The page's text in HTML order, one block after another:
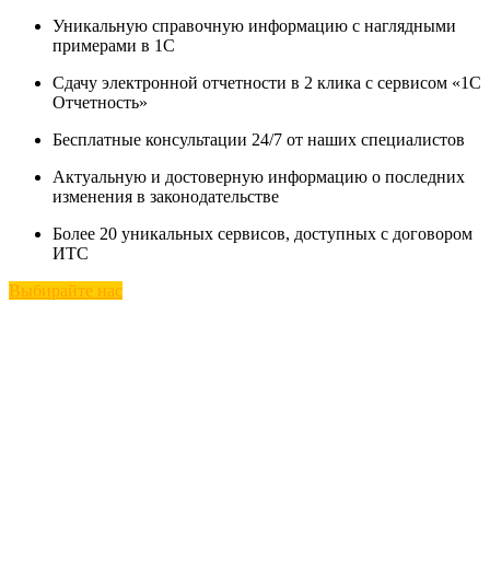
Уникальную справочную информацию с наглядными
примерами в 1С
Сдачу электронной отчетности в 2 клика с сервисом «1С
Отчетность»
Бесплатные консультации 24/7 от наших специалистов
Актуальную и достоверную информацию о последних
изменения в законодательстве
Более 20 уникальных сервисов, доступных с договором
ИТС
Выбирайте нас